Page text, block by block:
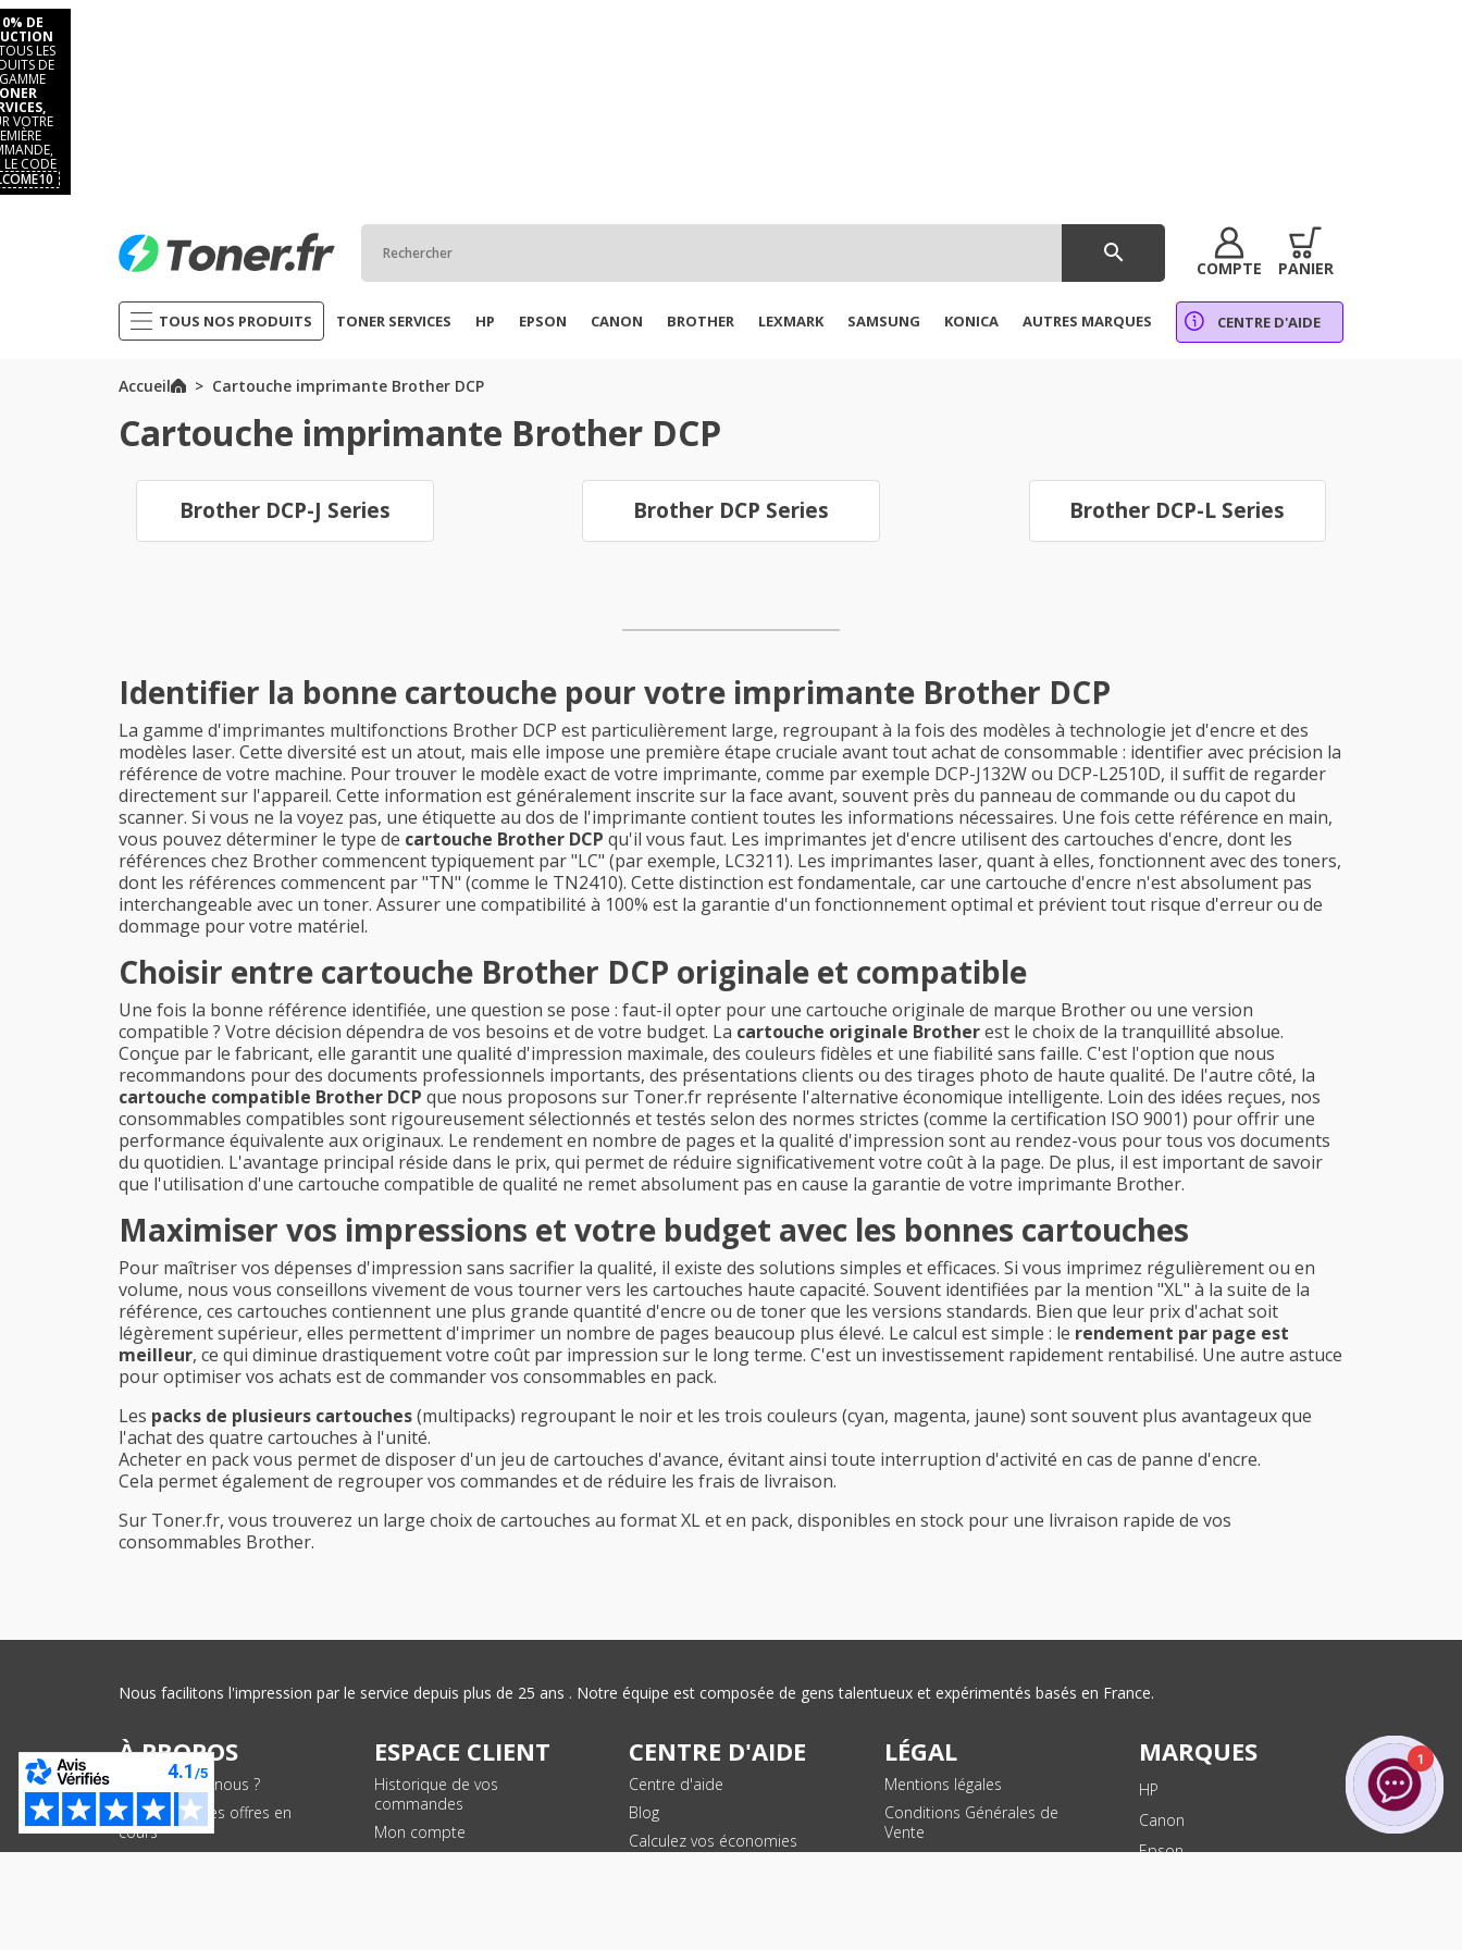
DE
LES
DE
VOTRE
LE CODE
search
COMPTE PANIER
TOUS NOS PRODUITS TONER SERVICES HP EPSON CANON BROTHER LEXMARK SAMSUNG KONICA AUTRES MARQUES CENTRE D'AIDE
Accueil Cartouche imprimante Brother DCP
Cartouche imprimante Brother DCP
Brother DCP-J Series Brother DCP Series Brother DCP-L Series
Identifier la bonne cartouche pour votre imprimante Brother DCP
La gamme d'imprimantes multifonctions Brother DCP est particulièrement large, regroupant à la fois des modèles à technologie jet d'encre et des
modèles laser. Cette diversité est un atout, mais elle impose une première étape cruciale avant tout achat de consommable : identifier avec précision la
référence de votre machine. Pour trouver le modèle exact de votre imprimante, comme par exemple DCP-J132W ou DCP-L2510D, il suffit de regarder
directement sur l'appareil. Cette information est généralement inscrite sur la face avant, souvent près du panneau de commande ou du capot du
scanner. Si vous ne la voyez pas, une étiquette au dos de l'imprimante contient toutes les informations nécessaires. Une fois cette référence en main,
vous pouvez déterminer le type de cartouche Brother DCP qu'il vous faut. Les imprimantes jet d'encre utilisent des cartouches d'encre, dont les
références chez Brother commencent typiquement par "LC" (par exemple, LC3211). Les imprimantes laser, quant à elles, fonctionnent avec des toners,
dont les références commencent par "TN" (comme le TN2410). Cette distinction est fondamentale, car une cartouche d'encre n'est absolument pas
interchangeable avec un toner. Assurer une compatibilité à 100% est la garantie d'un fonctionnement optimal et prévient tout risque d'erreur ou de
dommage pour votre matériel.
Choisir entre cartouche Brother DCP originale et compatible
Une fois la bonne référence identifiée, une question se pose : faut-il opter pour une cartouche originale de marque Brother ou une version
compatible ? Votre décision dépendra de vos besoins et de votre budget. La cartouche originale Brotherest le choix de la tranquillité absolue.
Conçue par le fabricant, elle garantit une qualité d'impression maximale, des couleurs fidèles et une fiabilité sans faille. C'est l'option que nous
recommandons pour des documents professionnels importants, des présentations clients ou des tirages photo de haute qualité. De l'autre côté, la
cartouche compatible Brother DCP que nous proposons sur Toner.fr représente l'alternative économique intelligente. Loin des idées reçues, nos
consommables compatibles sont rigoureusement sélectionnés et testés selon des normes strictes (comme la certification ISO 9001) pour offrir une
performance équivalente aux originaux. Le rendement en nombre de pages et la qualité d'impression sont au rendez-vous pour tous vos documents
du quotidien. L'avantage principal réside dans le prix, qui permet de réduire significativement votre coût à la page. De plus, il est important de savoir
que l'utilisation d'une cartouche compatible de qualité ne remet absolument pas en cause la garantie de votre imprimante Brother.
Maximiser vos impressions et votre budget avec les bonnes cartouches
Pour maîtriser vos dépenses d'impression sans sacrifier la qualité, il existe des solutions simples et efficaces. Si vous imprimez régulièrement ou en
volume, nous vous conseillons vivement de vous tourner vers les cartouches haute capacité. Souvent identifiées par la mention "XL" à la suite de la
référence, ces cartouches contiennent une plus grande quantité d'encre ou de toner que les versions standards. Bien que leur prix d'achat soit
légèrement supérieur, elles permettent d'imprimer un nombre de pages beaucoup plus élevé. Le calcul est simple : le rendement par page est
meilleur, ce qui diminue drastiquement votre coût par impression sur le long terme. C'est un investissement rapidement rentabilisé. Une autre astuce
pour optimiser vos achats est de commander vos consommables en pack.
Les packs de plusieurs cartouches(multipacks) regroupant le noir et les trois couleurs (cyan, magenta, jaune) sont souvent plus avantageux que
l'achat des quatre cartouches à l'unité.
Acheter en pack vous permet de disposer d'un jeu de cartouches d'avance, évitant ainsi toute interruption d'activité en cas de panne d'encre.
Cela permet également de regrouper vos commandes et de réduire les frais de livraison.
Sur Toner.fr, vous trouverez un large choix de cartouches au format XL et en pack, disponibles en stock pour une livraison rapide de vos
consommables Brother.
Nous facilitons l'impression par le service depuis plus de 25 ans . Notre équipe est composée de gens talentueux et expérimentés basés en France.
À PROPOS
Qui sommes-nous ?
Conditions des offres en
cours
ESPACE CLIENT
Historique de vos
commandes
Mon compte
CENTRE D'AIDE
Centre d'aide
Blog
Calculez vos économies
LÉGAL
Mentions légales
Conditions Générales de
Vente
MARQUES
HP
Canon
Epson
1